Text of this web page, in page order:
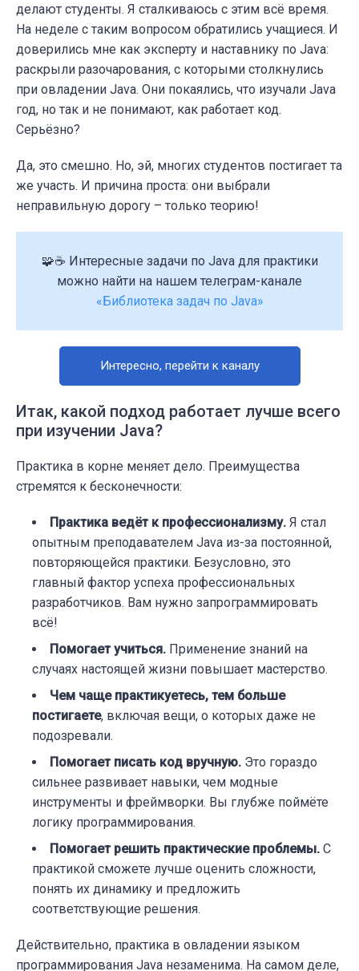
делают студенты. Я сталкиваюсь с этим всё время.
На неделе с таким вопросом обратились учащиеся. И
доверились мне как эксперту и наставнику по Java:
раскрыли разочарования, с которыми столкнулись
при овладении Java. Они покаялись, что изучали Java
год, но так и не понимают, как работает код.
Серьёзно?
Да, это смешно. Но, эй, многих студентов постигает та
же участь. И причина проста: они выбрали
неправильную дорогу – только теорию!
🧩☕ Интересные задачи по Java для практики
можно найти на нашем телеграм-канале
«Библиотека задач по Java»
Интересно, перейти к каналу
Итак, какой подход работает лучше всего
при изучении Java?
Практика в корне меняет дело. Преимущества
стремятся к бесконечности:
Практика ведёт к профессионализму. Я стал
опытным преподавателем Java из-за постоянной,
повторяющейся практики. Безусловно, это
главный фактор успеха профессиональных
разработчиков. Вам нужно запрограммировать
всё!
Помогает учиться. Применение знаний на
случаях настоящей жизни повышает мастерство.
Чем чаще практикуетесь, тем больше
постигаете, включая вещи, о которых даже не
подозревали.
Помогает писать код вручную. Это гораздо
сильнее развивает навыки, чем модные
инструменты и фреймворки. Вы глубже поймёте
логику программирования.
Помогает решить практические проблемы. С
практикой сможете лучше оценить сложности,
понять их динамику и предложить
соответствующие решения.
Действительно, практика в овладении языком
программирования Java незаменима. На самом деле,